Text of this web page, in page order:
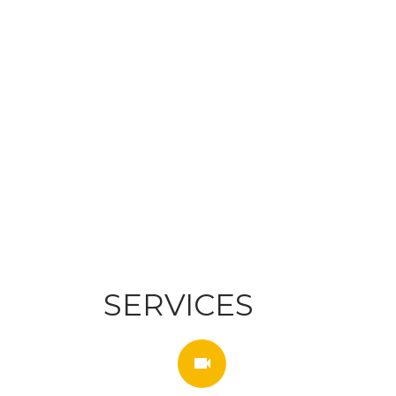
SERVICES
videocam